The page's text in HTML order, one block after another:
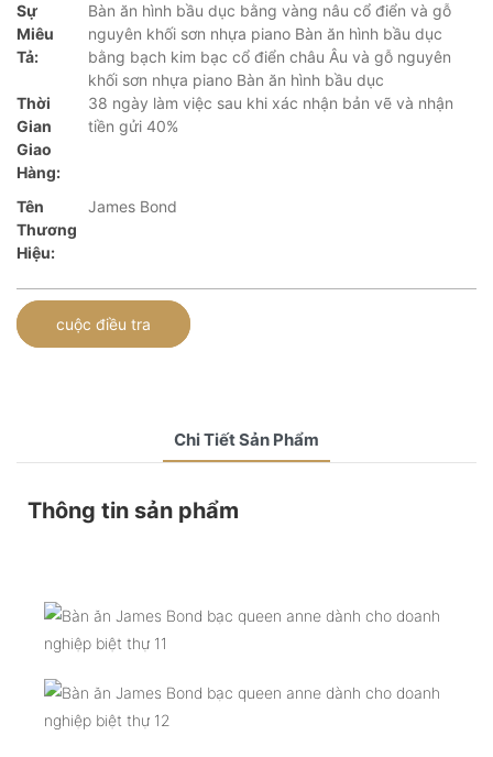
Sự
Miêu
Tả:
Bàn ăn hình bầu dục bằng vàng nâu cổ điển và gỗ
nguyên khối sơn nhựa piano Bàn ăn hình bầu dục
bằng bạch kim bạc cổ điển châu Âu và gỗ nguyên
khối sơn nhựa piano Bàn ăn hình bầu dục
Thời
Gian
Giao
Hàng:
38 ngày làm việc sau khi xác nhận bản vẽ và nhận
tiền gửi 40%
Tên
Thương
Hiệu:
James Bond
cuộc điều tra
Chi Tiết Sản Phẩm
Thông tin sản phẩm